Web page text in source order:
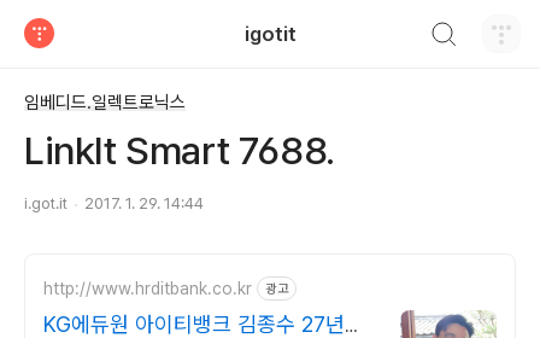
igotit
임베디드.일렉트로닉스
LinkIt Smart 7688.
i.got.it 2017. 1. 29. 14:44
http://www.hrditbank.co.kr 광고
KG에듀원 아이티뱅크 김종수 27년경